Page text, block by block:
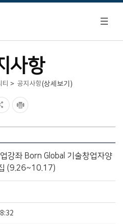
사항
> 공지사항(상세보기)
강좌 Born Global 기술창업자양
(9.26~10.17)